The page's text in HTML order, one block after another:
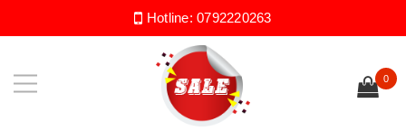
Hotline:0792220263
0